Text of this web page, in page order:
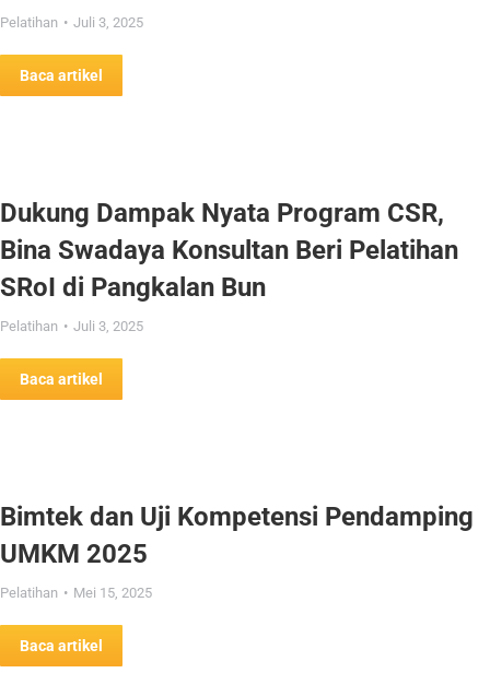
Pelatihan Juli 3, 2025
Baca artikel
Dukung Dampak Nyata Program CSR,
Bina Swadaya Konsultan Beri Pelatihan
SRoI di Pangkalan Bun
Pelatihan Juli 3, 2025
Baca artikel
Bimtek dan Uji Kompetensi Pendamping
UMKM 2025
Pelatihan Mei 15, 2025
Baca artikel